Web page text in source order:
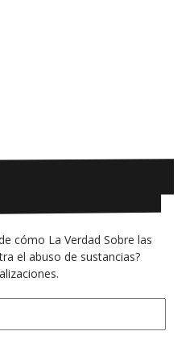
cómo La Verdad Sobre las
el abuso de sustancias?